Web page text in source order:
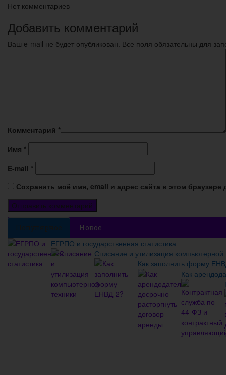
Нет комментариев
Добавить комментарий
Ваш e-mail не будет опубликован. Все поля обязательны для
Комментарий *
Имя *
E-mail *
Сохранить моё имя, email и адрес сайта в этом
Новое
ЕГРПО и государственная статистика
Списание и утилизация компьютерной
Как заполнить форму
Как